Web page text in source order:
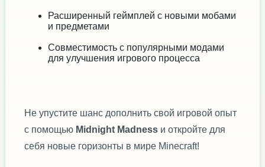
Расширенный геймплей с новыми мобами
и предметами
Совместимость с популярными модами
для улучшения игрового процесса
Не упустите шанс дополнить свой игровой опыт
с помощью Midnight Madness и откройте для
себя новые горизонты в мире Minecraft!